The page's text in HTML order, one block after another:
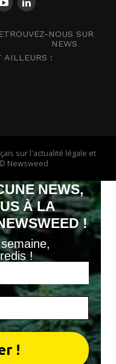
NOUS SUR
NEWS
AILLEURS :
sur l'actualité légale et
Newsweed
NEWS,
À LA
!
!